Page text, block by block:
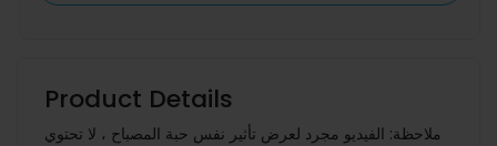
Product Details
ملاحظة: الفيديو مجرد لعرض تأثير نفس حبة المصباح ، لا تحتوي